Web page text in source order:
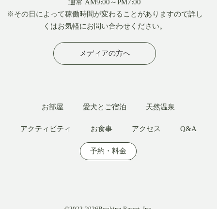
通常 AM9:00～PM7:00
※その日によって稼働時間が変わることがありますので詳し
くはお気軽にお問い合わせください。
メディアの方へ
お部屋 愛犬とご宿泊 天然温泉
アクティビティ お食事 アクセス Q&A
予約・料金